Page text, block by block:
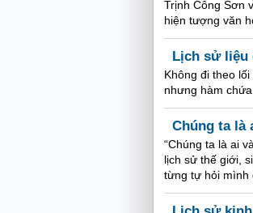
Trịnh Công Sơn
hiện tượng văn
Lịch sử liệu
Không đi theo
nhưng hàm
Chúng ta là
“Chúng ta là ai
lịch sử thế giới,
từng tự hỏi mình